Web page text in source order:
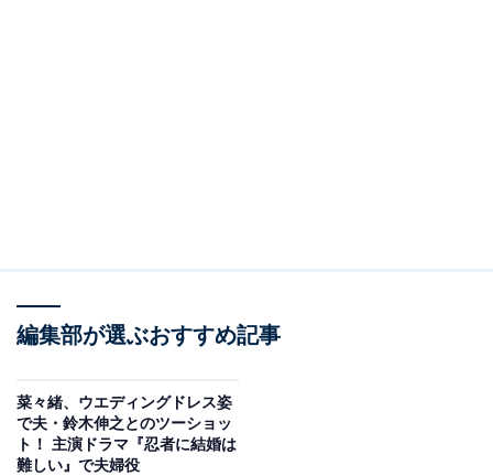
編集部が選ぶおすすめ記事
菜々緒、ウエディングドレス姿
で夫・鈴木伸之とのツーショッ
ト！ 主演ドラマ『忍者に結婚は
難しい』で夫婦役